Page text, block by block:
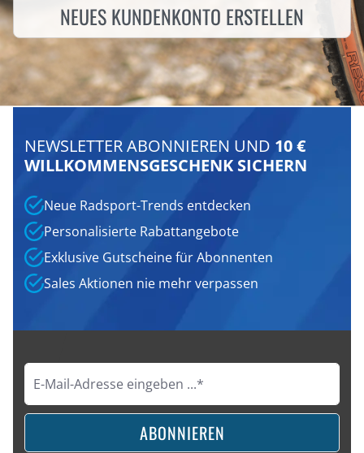
NEUES KUNDENKONTO ERSTELLEN
NEWSLETTER ABONNIEREN UND 10 €
WILLKOMMENSGESCHENK SICHERN
Neue Radsport-Trends entdecken
Personalisierte Rabattangebote
Exklusive Gutscheine für Abonnenten
Sales Aktionen nie mehr verpassen
ABONNIEREN